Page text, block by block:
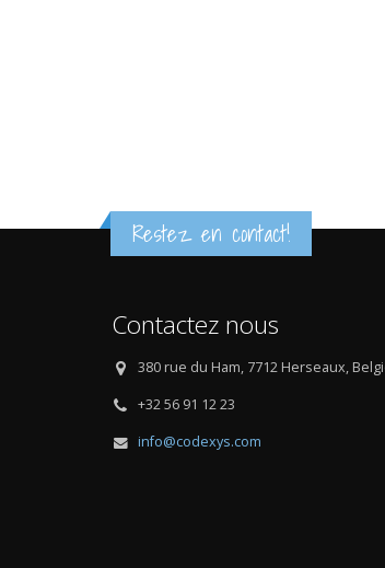
Restez en contact!
Contactez nous
380 rue du Ham, 7712 Herseaux,
+32 56 91 12 23
info@codexys.com